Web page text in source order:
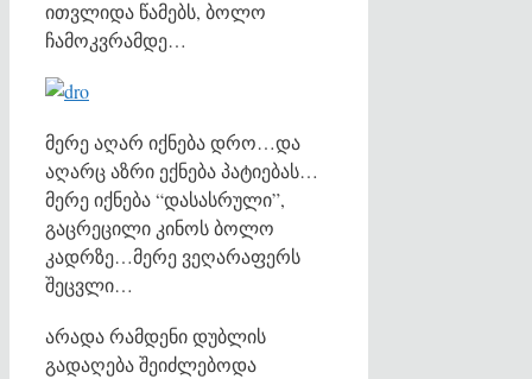
ითვლიდა წამებს, ბოლო
ჩამოკვრამდე…
მერე აღარ იქნება დრო…და
აღარც აზრი ექნება პატიებას…
მერე იქნება “დასასრული”,
გაცრეცილი კინოს ბოლო
კადრზე…მერე ვეღარაფერს
შეცვლი…
არადა რამდენი დუბლის
გადაღება შეიძლებოდა